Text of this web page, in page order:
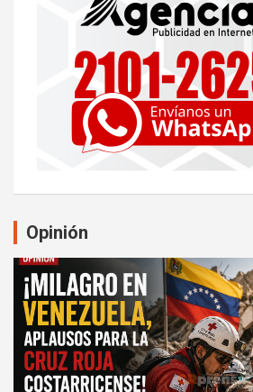
Opinión